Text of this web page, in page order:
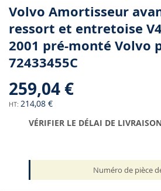
Skip
to
the
beginning
the
gallery
Volvo Amortisseur
ressort et entretoise
2001 pré-monté Volvo
72433455C
259,04 €
214,08 €
VÉRIFIER LE DÉLAI DE
Numéro de pièce